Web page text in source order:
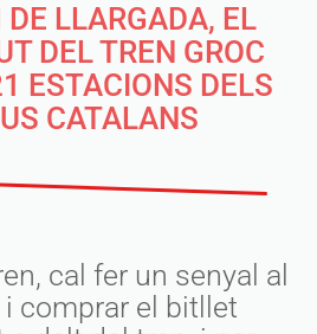
LLARGADA, EL
DEL TREN GROC
ESTACIONS DELS
CATALANS
cal fer un senyal al
comprar el bitllet